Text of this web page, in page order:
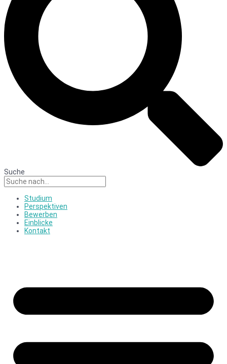
Suche
Studium
Perspektiven
Bewerben
Einblicke
Kontakt